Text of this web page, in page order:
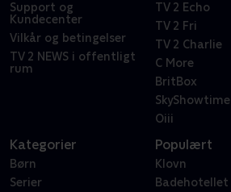
Support og
Kundecenter
Vilkår og betingelser
TV 2 NEWS i offentligt
rum
TV 2 Echo
TV 2 Fri
TV 2 Charlie
C More
BritBox
SkyShowtime
Oiii
Kategorier
Børn
Serier
Populært
Klovn
Badehotellet